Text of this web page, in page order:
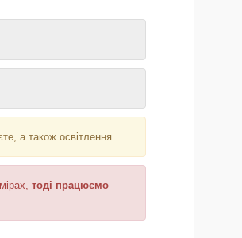
а також освітлення.
тоді працюємо